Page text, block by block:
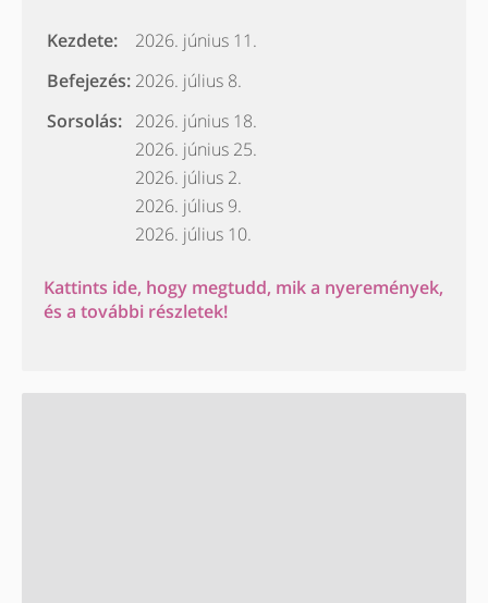
Kezdete:
2026. június 11.
Befejezés: 2026. július 8.
Sorsolás: 2026. június 18.
2026. június 25.
2026. július 2.
2026. július 9.
2026. július 10.
Kattints ide, hogy megtudd, mik a nyeremények,
és a további részletek!